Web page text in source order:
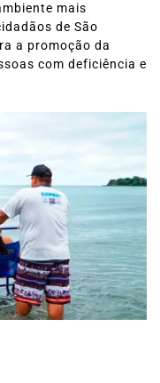
mais
de São
a promoção da
com deficiência e